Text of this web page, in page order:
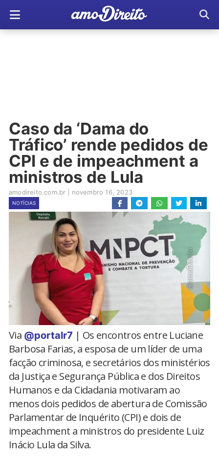
Caso da ‘Dama do
Tráfico’ rende pedidos de
CPI e de impeachment a
ministros de Lula
amodireito.com.br novembro 16, 2023
NOTÍCIAS
Via @portalr7 | Os encontros entre Luciane
Barbosa Farias, a esposa de um líder de uma
facção criminosa, e secretários dos ministérios
da Justiça e Segurança Pública e dos Direitos
Humanos e da Cidadania motivaram ao
menos dois pedidos de abertura de Comissão
Parlamentar de Inquérito (CPI) e dois de
impeachment a ministros do presidente Luiz
Inácio Lula da Silva.